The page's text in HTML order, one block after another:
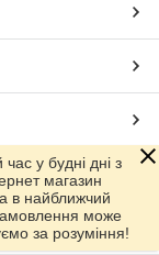
у будні дні з
магазин
в найближчий
може
за розуміння!